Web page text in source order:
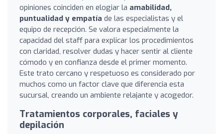
opiniones coinciden en elogiar la amabilidad,
puntualidad y empatía de las especialistas y el
equipo de recepción. Se valora especialmente la
capacidad del staff para explicar los procedimientos
con claridad, resolver dudas y hacer sentir al cliente
cómodo y en confianza desde el primer momento.
Este trato cercano y respetuoso es considerado por
muchos como un factor clave que diferencia esta
sucursal, creando un ambiente relajante y acogedor.
Tratamientos corporales, faciales y
depilación